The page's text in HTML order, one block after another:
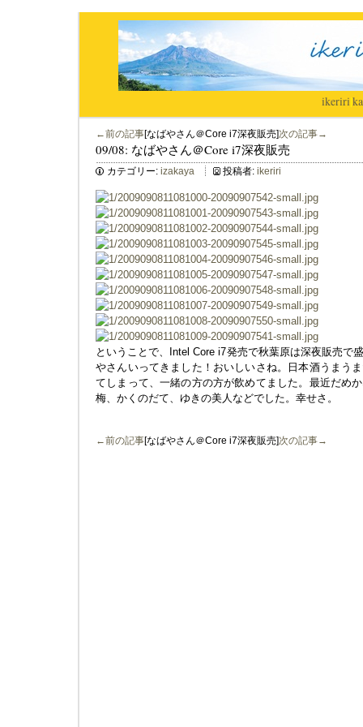
ikeriri|
←前の記事[なばやさん＠Core i7深夜販売]次の記事→
09/08: なばやさん＠Core i7深夜販売
カテゴリー: izakaya 投稿者: ikeriri
ということで、Intel Core i7発売で秋葉原は深夜販売で
やさんいってきました！おいしいさね。日本酒うまう
てしまって、一緒の方の方が飲めてました。最近だめ
梅、かくのだて、ゆきの美人などでした。幸せさ。
←前の記事[なばやさん＠Core i7深夜販売]次の記事→